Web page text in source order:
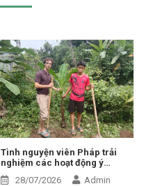
Tình nguyện viên Pháp trải
nghiệm các hoạt động ý
nghĩa tại Trung tâm Thiện Chí
28/07/2026 Admin